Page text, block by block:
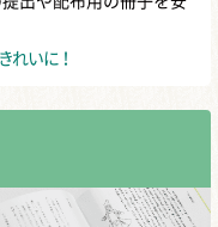
参加」とは、同
て参加すること
以外での参加と
プロットアプリ3
ロットは作って
れいに！